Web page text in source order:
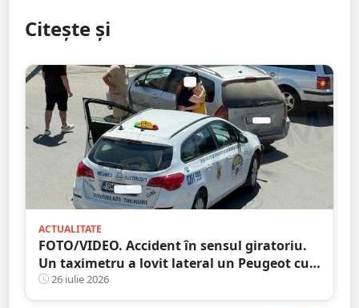
Citește și
ACTUALITATE
FOTO/VIDEO. Accident în sensul giratoriu.
Un taximetru a lovit lateral un Peugeot cu
numere străine. Eternele parlamentări în
mijlocul intersecției
26 iulie 2026